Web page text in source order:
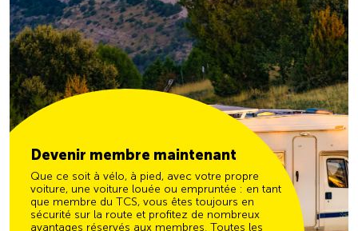
Devenir membre maintenant
Que ce soit à vélo, à pied, avec votre propre
voiture, une voiture louée ou empruntée : en tant
que membre du TCS, vous êtes toujours en
sécurité sur la route et profitez de nombreux
avantages réservés aux membres. Toutes les